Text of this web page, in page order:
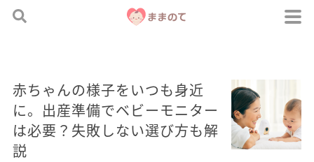
赤ちゃんの様子をいつも身近
に。出産準備でベビーモニター
は必要？失敗しない選び方も解
説